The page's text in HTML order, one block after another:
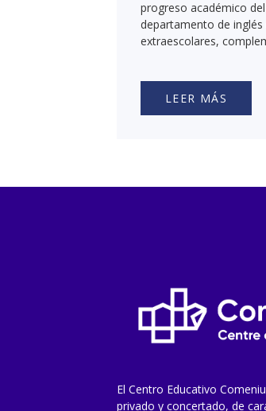
progreso académico
departamento de
extraescolares,
LEER MÁS
El Centro Educativo
privado y concertado, de